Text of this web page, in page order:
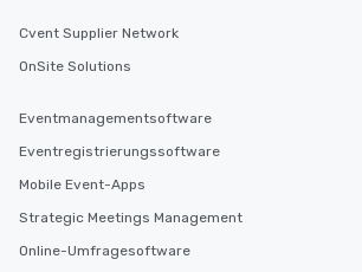
Cvent Supplier Network
OnSite Solutions
Eventmanagementsoftware
Eventregistrierungssoftware
Mobile Event-Apps
Strategic Meetings Management
Online-Umfragesoftware